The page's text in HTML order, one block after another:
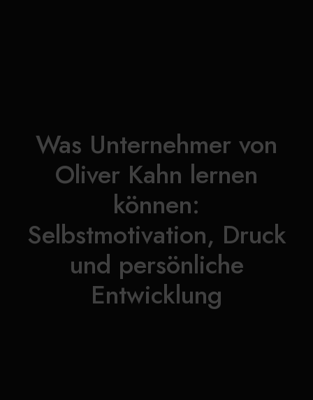
Was Unternehmer von
Oliver Kahn lernen
können:
Selbstmotivation, Druck
und persönliche
Entwicklung